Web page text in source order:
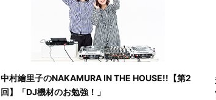
中村繪里子のNAKAMURA IN THE HOUSE!!【第2
回】「DJ機材のお勉強！」